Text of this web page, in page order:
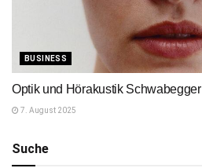
BUSINESS
Optik und Hörakustik Schwabegger
7. August 2025
Suche